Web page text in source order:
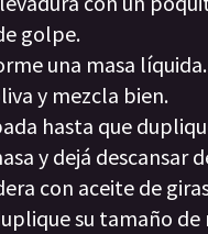
golpe.
una masa líquida.
y mezcla bien.
hasta que
y dejá descansar
con aceite de
su tamaño de